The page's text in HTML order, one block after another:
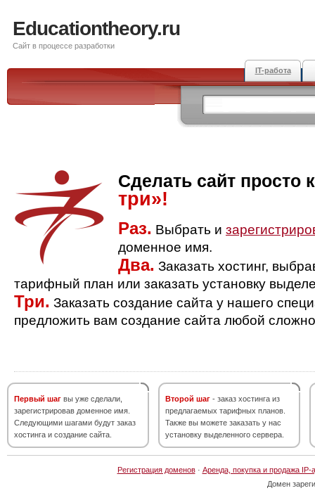
Educationtheory.ru
Сайт в процессе разработки
IT-работа
Сделать сайт просто
три»!
Раз. Выбрать и
доменное имя.
Два. Заказать хостинг,
тарифный план или заказать установку
Три. Заказать создание сайта у нашего
предложить вам создание сайта любой
Первый шаг вы уже сделали,
зарегистрировав доменное имя.
Следующими шагами будут заказ
хостинга и создание сайта.
Второй шаг - заказ хостинга из
предлагаемых тарифных планов.
Также вы можете заказать у нас
установку выделенного сервера.
Регистрация доменов· Аренда, покупка и продажа IP-
Домен